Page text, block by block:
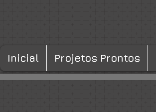
Inicial Projetos Prontos